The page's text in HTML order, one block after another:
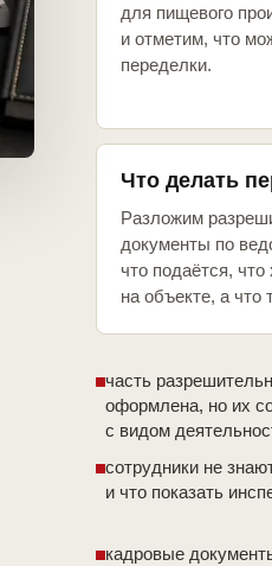
для пищевого
и отметим, что
переделки.
Что делать
Разложим
документы по
что подаётся, что
на объекте, а что
часть
оформлена, но их
с видом
сотрудники не
и что показать
кадровые